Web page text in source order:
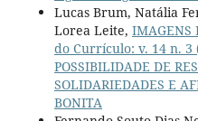
Lucas Brum, Natália
Lorea Leite, IMAGENS
do Currículo: v. 14 n. 3
POSSIBILIDADE DE
SOLIDARIEDADES E
BONITA